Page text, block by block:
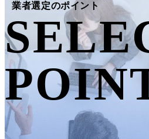
業者選定のポイント